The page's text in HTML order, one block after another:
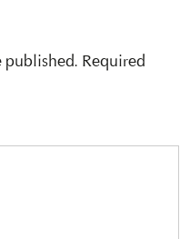
published. Required